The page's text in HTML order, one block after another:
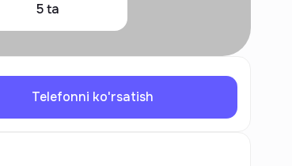
5 ta
Telefonni ko'rsatish